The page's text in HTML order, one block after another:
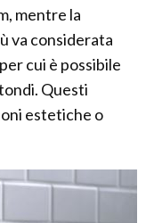
mentre la
va considerata
cui è possibile
Questi
estetiche o